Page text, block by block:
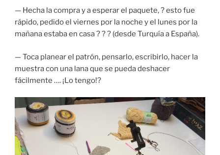
— Hecha la compra y a esperar el paquete, ? esto fue
rápido, pedido el viernes por la noche y el lunes por la
mañana estaba en casa ? ? ? (desde Turquía a España).
— Toca planear el patrón, pensarlo, escribirlo, hacer la
muestra con una lana que se pueda deshacer
fácilmente …. ¡Lo tengo!?